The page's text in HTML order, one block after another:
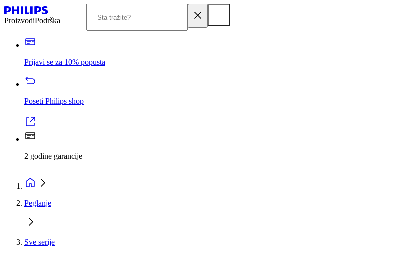
ProizvodiPodrška
Prijavi se za 10% popusta
Poseti Philips shop
2 godine garancije
Peglanje
Sve serije